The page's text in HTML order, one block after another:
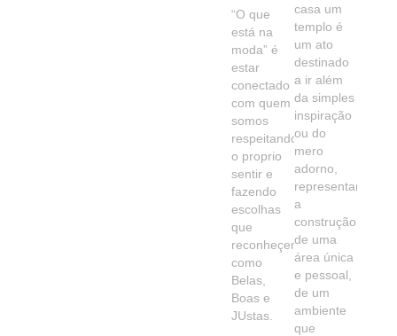
“O que
está na
moda” é
estar
conectado
com quem
somos
respeitando
o proprio
sentir e
fazendo
escolhas
que
reconheçemos
como
Belas,
Boas e
JUstas.
casa um
templo é
um ato
destinado
a ir além
da simples
inspiração
ou do
mero
adorno,
representando
a
construção
de uma
área única
e pessoal,
de um
ambiente
que